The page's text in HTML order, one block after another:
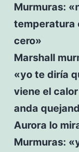
Murmuras:
temperatura
cero»
Marshall
«yo te diría
viene el
anda
Aurora lo
Murmuras: